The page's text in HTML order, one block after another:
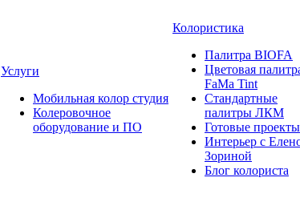
Услуги
Мобильная колор студия
Колеровочное
оборудование и ПО
Колористика
Палитра BIOFA
Цветовая
FaMa Tint
Стандартные
палитры ЛКМ
Готовые проекты
Интерьер с
Зориной
Блог колориста